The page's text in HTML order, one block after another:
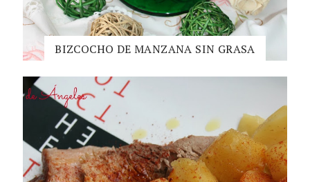
BIZCOCHO DE MANZANA SIN GRASA